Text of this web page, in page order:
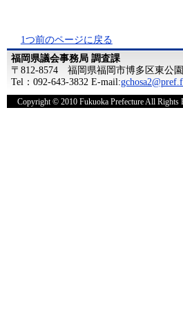
1つ前のページに戻る
福岡県議会事務局 調査課
〒812-8574 福岡県福岡市博多区東公
Tel：092-643-3832 E-mail:
Copyright © 2010 Fukuoka Prefecture All Rights